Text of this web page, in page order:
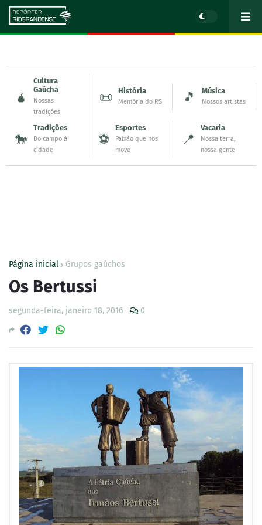
🧉
Cultura
Gaúcha
Nossas
tradições
📜 História
Memória do RS 🎵 Música
Nossos artistas
🐎
Tradições
Do campo à
cidade
⚽
Esportes
Paixão que nos
move
📍
Vacaria
Nossa terra,
nossa gente
Página inicial Grupos gaúchos
Os Bertussi
segunda-feira, janeiro 18, 2016 0